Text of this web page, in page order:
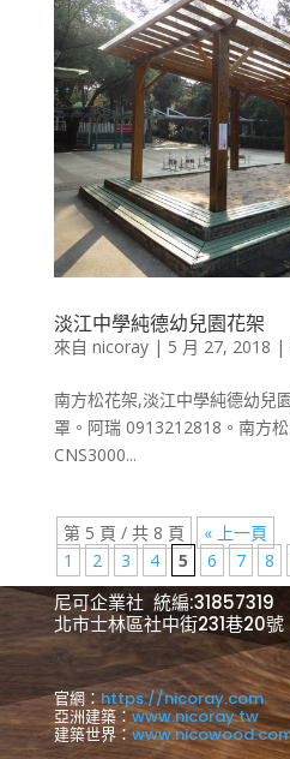
淡江中學純德幼兒園花架
來自 nicoray| 5 月 27, 2018 |
南方松花架,淡江中學純德幼兒
罩。阿瑞 0913212818。南方
CNS3000...
第 5 頁 / 共 8 頁
« 上一頁
1
2 3 4 5 6 7 8
尼可企業社 統編:31857319
北市士林區社中街231巷20號
官網：https://nicoray.com
亞洲建築：www.nicoray.tw
建築世界：